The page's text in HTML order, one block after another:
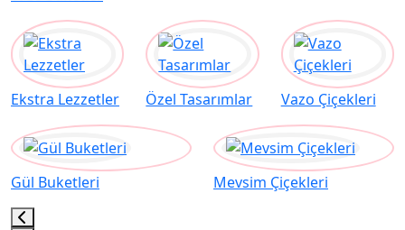
Ekstra Lezzetler Özel Tasarımlar Vazo Çiçekleri
Gül Buketleri Mevsim Çiçekleri